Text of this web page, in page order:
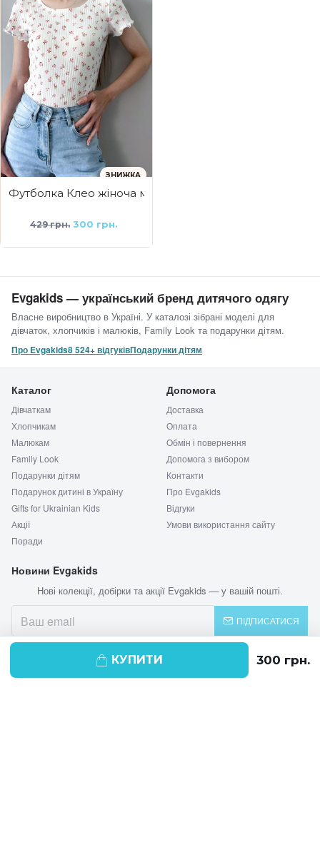
КУПИТИ
ЗНИЖКА
Футболка Клео жіноча молочна в рожеву квіточку
429 грн. 300 грн.
Evgakids — український бренд дитячого одягу
Власне виробництво в Україні. У каталозі зібрані моделі для
дівчаток, хлопчиків і малюків, Family Look та подарунки дітям.
Про Evgakids8 524+ відгуківПодарунки дітям
Каталог
Дівчаткам
Хлопчикам
Малюкам
Family Look
Подарунки дітям
Подарунок дитині в Україну
Gifts for Ukrainian Kids
Акції
Поради
Допомога
Доставка
Оплата
Обмін і повернення
Допомога з вибором
Контакти
Про Evgakids
Відгуки
Умови використання сайту
Новини Evgakids
Нові колекції, добірки та акції Evgakids — у вашій пошті.
ПІДПИСАТИСЯ